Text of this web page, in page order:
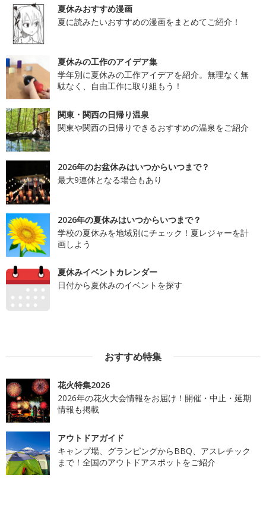
夏休みおすすめ漫画
夏に読みたいおすすめの漫画をまとめてご紹介！
夏休みの工作のアイデア集
学年別に夏休みの工作アイデアを紹介。無理なく無
駄なく、自由工作に取り組もう！
関東・関西の日帰り温泉
関東や関西の日帰りできるおすすめの温泉をご紹介
2026年のお盆休みはいつからいつまで？
最大9連休となる場合もあり
2026年の夏休みはいつからいつまで？
学校の夏休みを地域別にチェック！夏レジャーを計
画しよう
夏休みイベントカレンダー
日付から夏休みのイベントを探す
おすすめ特集
花火特集2026
2026年の花火大会情報をお届け！開催・中止・延期
情報も掲載
アウトドアガイド
キャンプ場、グランピングからBBQ、アスレチック
まで！全国のアウトドアスポットをご紹介